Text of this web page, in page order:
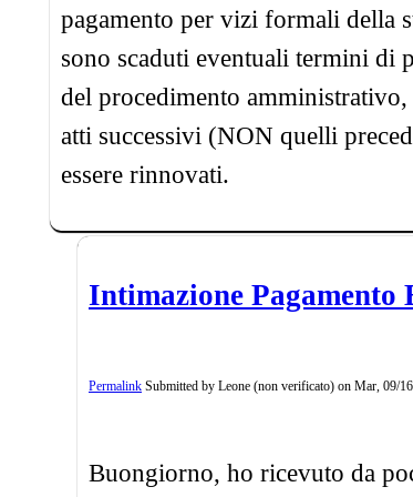
pagamento per vizi formali della
sono scaduti eventuali termini di
del procedimento
atti successivi (NON quelli
essere rinnovati.
Intimazione Pagamento
Permalink Submitted by Leone (non verificato) on Mar, 09/
Buongiorno, ho ricevuto da